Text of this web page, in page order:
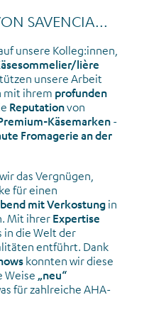
SAVENCIA...
unsere Kolleg:innen,
lière
unsere Arbeit
mit ihrem profunden
Reputationvon
Käsemarken -
Fromagerie an der
das Vergnügen,
für einen
mit Verkostung in
Mit ihrer Expertise
in die Welt der
entführt. Dank
konnten wir diese
Weise „neu“
für zahlreiche AHA-